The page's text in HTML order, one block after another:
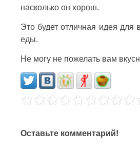
насколько он хорош.
Это будет отличная идея для
еды.
Не могу не пожелать вам
Оставьте комментарий!